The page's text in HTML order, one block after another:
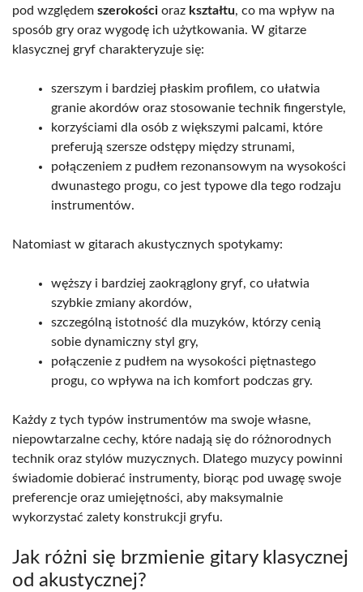
pod względem szerokości oraz kształtu, co ma wpływ na
sposób gry oraz wygodę ich użytkowania. W gitarze
klasycznej gryf charakteryzuje się:
szerszym i bardziej płaskim profilem, co ułatwia
granie akordów oraz stosowanie technik fingerstyle,
korzyściami dla osób z większymi palcami, które
preferują szersze odstępy między strunami,
połączeniem z pudłem rezonansowym na wysokości
dwunastego progu, co jest typowe dla tego rodzaju
instrumentów.
Natomiast w gitarach akustycznych spotykamy:
węższy i bardziej zaokrąglony gryf, co ułatwia
szybkie zmiany akordów,
szczególną istotność dla muzyków, którzy cenią
sobie dynamiczny styl gry,
połączenie z pudłem na wysokości piętnastego
progu, co wpływa na ich komfort podczas gry.
Każdy z tych typów instrumentów ma swoje własne,
niepowtarzalne cechy, które nadają się do różnorodnych
technik oraz stylów muzycznych. Dlatego muzycy powinni
świadomie dobierać instrumenty, biorąc pod uwagę swoje
preferencje oraz umiejętności, aby maksymalnie
wykorzystać zalety konstrukcji gryfu.
Jak różni się brzmienie gitary klasycznej
od akustycznej?